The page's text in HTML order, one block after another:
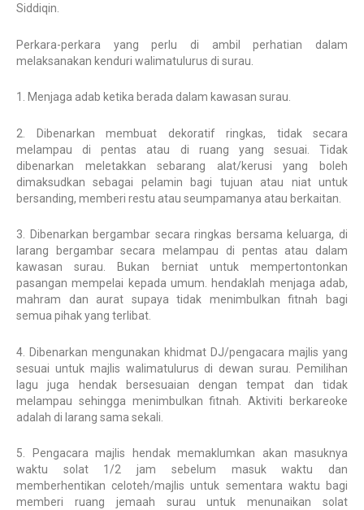
Siddiqin.
Perkara-perkara yang perlu di ambil perhatian dalam
melaksanakan kenduri walimatulurus di surau.
1. Menjaga adab ketika berada dalam kawasan surau.
2. Dibenarkan membuat dekoratif ringkas, tidak secara
melampau di pentas atau di ruang yang sesuai. Tidak
dibenarkan meletakkan sebarang alat/kerusi yang boleh
dimaksudkan sebagai pelamin bagi tujuan atau niat untuk
bersanding, memberi restu atau seumpamanya atau berkaitan.
3. Dibenarkan bergambar secara ringkas bersama keluarga, di
larang bergambar secara melampau di pentas atau dalam
kawasan surau. Bukan berniat untuk mempertontonkan
pasangan mempelai kepada umum. hendaklah menjaga adab,
mahram dan aurat supaya tidak menimbulkan fitnah bagi
semua pihak yang terlibat.
4. Dibenarkan mengunakan khidmat DJ/pengacara majlis yang
sesuai untuk majlis walimatulurus di dewan surau. Pemilihan
lagu juga hendak bersesuaian dengan tempat dan tidak
melampau sehingga menimbulkan fitnah. Aktiviti berkareoke
adalah di larang sama sekali.
5. Pengacara majlis hendak memaklumkan akan masuknya
waktu solat 1/2 jam sebelum masuk waktu dan
memberhentikan celoteh/majlis untuk sementara waktu bagi
memberi ruang jemaah surau untuk menunaikan solat